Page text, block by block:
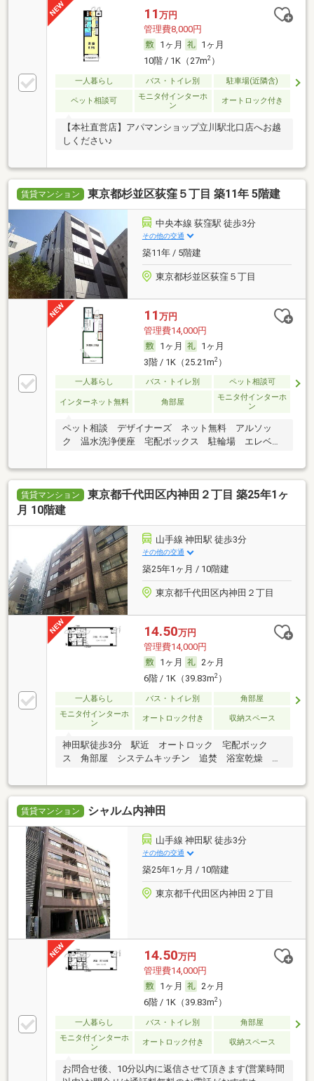
11 万円
管理費8,000円
1ヶ月
1ヶ月
10階 / 1K（27m2）
一人暮らし バス・トイレ別 駐車場(近隣含)
ペット相談可
モニタ付インターホ
ン
オートロック付き
【本社直営店】アパマンショップ立川駅北口店へお越
しください♪
賃貸マンション 東京都杉並区荻窪５丁目 築11年 5階建
中央本線 荻窪駅 徒歩3分
その他の交通
築11年 / 5階建
東京都杉並区荻窪５丁目
11 万円
管理費14,000円
1ヶ月
1ヶ月
3階 / 1K（25.21m2）
一人暮らし バス・トイレ別 ペット相談可
インターネット無料 角部屋
モニタ付インターホ
ン
ペット相談 デザイナーズ ネット無料 アルソッ
ク 温水洗浄便座 宅配ボックス 駐輪場 エレベー
賃貸マンション
東京都千代田区内神田２丁目 築25年1ヶ
月 10階建
山手線 神田駅 徒歩3分
その他の交通
築25年1ヶ月 / 10階建
東京都千代田区内神田２丁目
14.50万円
管理費14,000円
1ヶ月
2ヶ月
6階 / 1K（39.83m2）
一人暮らし バス・トイレ別
角部屋
モニタ付インターホ
ン
オートロック付き 収納スペース
神田駅徒歩3分 駅近 オートロック 宅配ボック
ス 角部屋 システムキッチン 追焚 浴室乾燥 エ
賃貸マンション シャルム内神田
山手線 神田駅 徒歩3分
その他の交通
築25年1ヶ月 / 10階建
東京都千代田区内神田２丁目
14.50万円
管理費14,000円
1ヶ月
2ヶ月
6階 / 1K（39.83m2）
一人暮らし バス・トイレ別
角部屋
モニタ付インターホ
ン
オートロック付き 収納スペース
お問合せ後、10分以内に返信させて頂きます(営業時間